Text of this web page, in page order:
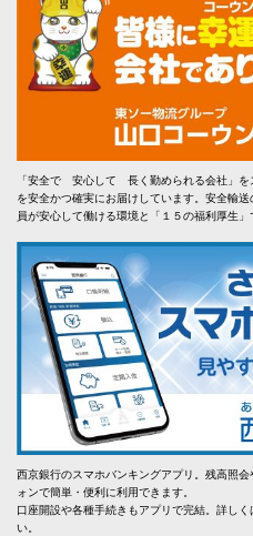
「安全で 安心して 長く勤められる会社」を
を安全かつ確実にお届けしています。安全輸
員が安心して働ける環境と「１５の福利厚生
西京銀行のスマホバンキングアプリ。残高照
ォンで簡単・便利に利用できます。
口座開設や各種手続きもアプリで完結。詳し
い。